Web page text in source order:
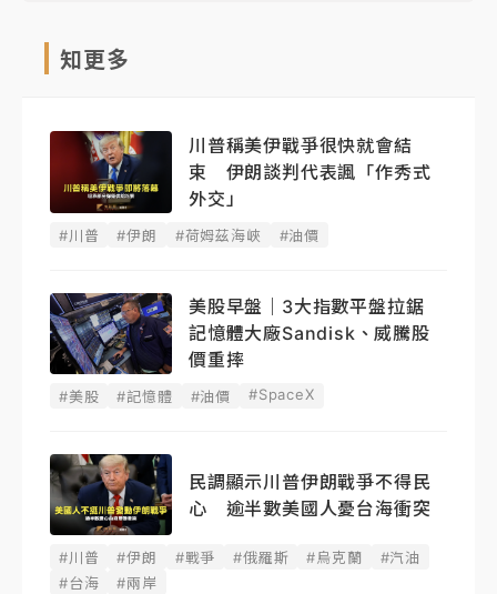
知更多
川普稱美伊戰爭很快就會結
束 伊朗談判代表諷「作秀式
外交」
#川普 #伊朗 #荷姆茲海峽 #油價
美股早盤｜3大指數平盤拉鋸
記憶體大廠Sandisk、威騰股
價重摔
#美股 #記憶體 #油價 #SpaceX
民調顯示川普伊朗戰爭不得民
心 逾半數美國人憂台海衝突
#川普 #伊朗 #戰爭 #俄羅斯 #烏克蘭
#汽油
#台海
#兩岸